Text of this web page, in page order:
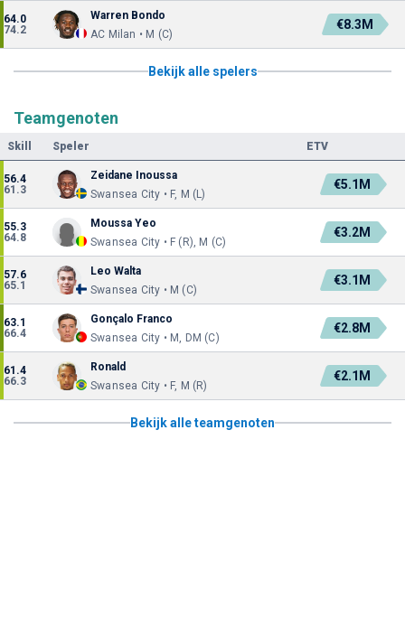
64.0
74.2
Warren Bondo
AC Milan • M (C)
€8.3M
Bekijk alle spelers
Teamgenoten
Skill Speler ETV
56.4
61.3
Zeidane Inoussa
Swansea City • F, M (L)
€5.1M
55.3
64.8
Moussa Yeo
Swansea City • F (R), M (C)
€3.2M
57.6
65.1
Leo Walta
Swansea City • M (C)
€3.1M
63.1
66.4
Gonçalo Franco
Swansea City • M, DM (C)
€2.8M
61.4
66.3
Ronald
Swansea City • F, M (R)
€2.1M
Bekijk alle teamgenoten